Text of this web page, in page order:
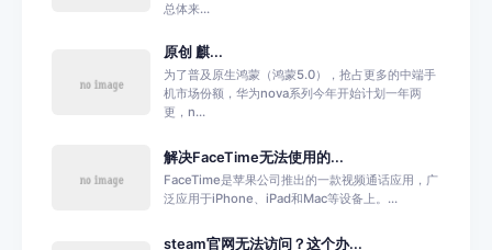
总体来...
原创 麒...
为了普及原生鸿蒙（鸿蒙5.0），抢占更多的中端手
机市场份额，华为nova系列今年开始计划一年两
更，n...
解决FaceTime无法使用的...
FaceTime是苹果公司推出的一款视频通话应用，广
泛应用于iPhone、iPad和Mac等设备上。...
steam官网无法访问？这个办...